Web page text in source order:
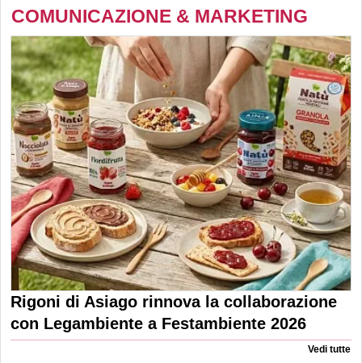
COMUNICAZIONE & MARKETING
Rigoni di Asiago rinnova la collaborazione
con Legambiente a Festambiente 2026
Vedi tutte